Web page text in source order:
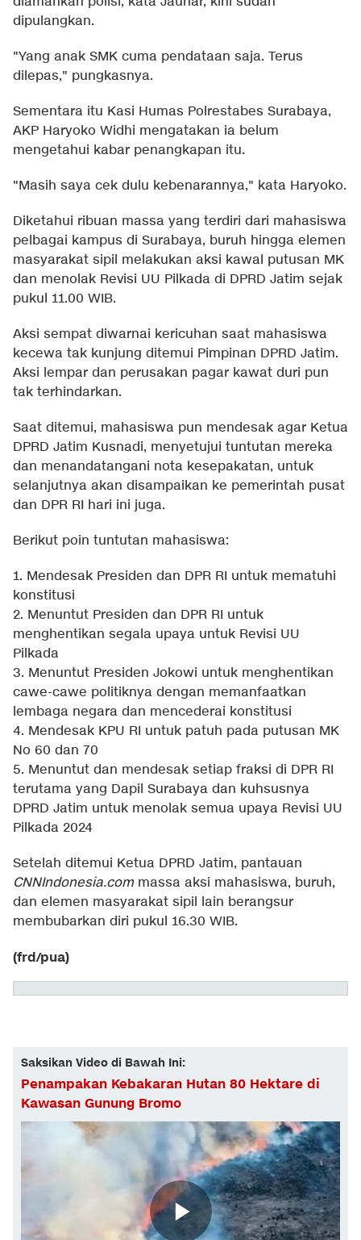
dipulangkan.
"Yang anak SMK cuma pendataan saja. Terus
dilepas," pungkasnya.
Sementara itu Kasi Humas Polrestabes Surabaya,
AKP Haryoko Widhi mengatakan ia belum
mengetahui kabar penangkapan itu.
"Masih saya cek dulu kebenarannya," kata Haryoko.
Diketahui ribuan massa yang terdiri dari mahasiswa
pelbagai kampus di Surabaya, buruh hingga elemen
masyarakat sipil melakukan aksi kawal putusan MK
dan menolak Revisi UU Pilkada di DPRD Jatim sejak
pukul 11.00 WIB.
Aksi sempat diwarnai kericuhan saat mahasiswa
kecewa tak kunjung ditemui Pimpinan DPRD Jatim.
Aksi lempar dan perusakan pagar kawat duri pun
tak terhindarkan.
Saat ditemui, mahasiswa pun mendesak agar Ketua
DPRD Jatim Kusnadi, menyetujui tuntutan mereka
dan menandatangani nota kesepakatan, untuk
selanjutnya akan disampaikan ke pemerintah pusat
dan DPR RI hari ini juga.
Berikut poin tuntutan mahasiswa:
1. Mendesak Presiden dan DPR RI untuk mematuhi
konstitusi
2. Menuntut Presiden dan DPR RI untuk
menghentikan segala upaya untuk Revisi UU
Pilkada
3. Menuntut Presiden Jokowi untuk menghentikan
cawe-cawe politiknya dengan memanfaatkan
lembaga negara dan mencederai konstitusi
4. Mendesak KPU RI untuk patuh pada putusan MK
No 60 dan 70
5. Menuntut dan mendesak setiap fraksi di DPR RI
terutama yang Dapil Surabaya dan kuhsusnya
DPRD Jatim untuk menolak semua upaya Revisi UU
Pilkada 2024
Setelah ditemui Ketua DPRD Jatim, pantauan
CNNIndonesia.commassa aksi mahasiswa, buruh,
dan elemen masyarakat sipil lain berangsur
membubarkan diri pukul 16.30 WIB.
(frd/pua)
Saksikan Video di Bawah Ini:
Penampakan Kebakaran Hutan 80 Hektare di
Kawasan Gunung Bromo